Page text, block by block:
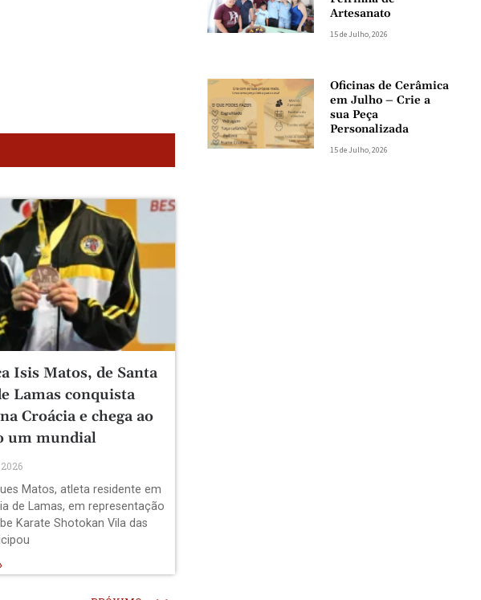
Isis Matos, de Santa
Lamas conquista
Croácia e chega ao
um mundial
Matos, atleta residente em
de Lamas, em representação
Karate Shotokan Vila das
Artesanato
15 de Julho, 2026
Oficinas de Cerâmica
em Julho – Crie a
sua Peça
Personalizada
15 de Julho, 2026